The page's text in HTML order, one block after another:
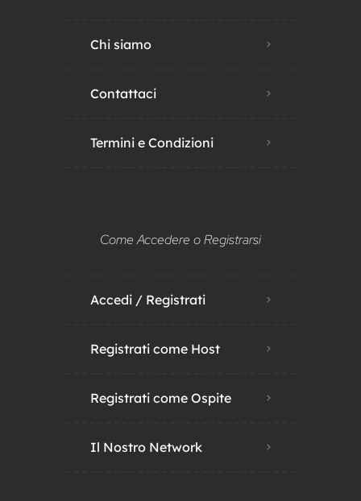
Chi siamo
Contattaci
Termini e Condizioni
Come Accedere o Registrarsi
Accedi / Registrati
Registrati come Host
Registrati come Ospite
Il Nostro Network